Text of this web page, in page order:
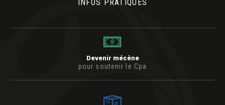
INFOS PRATIQUES
Devenir mécène
pour soutenir le Cpa